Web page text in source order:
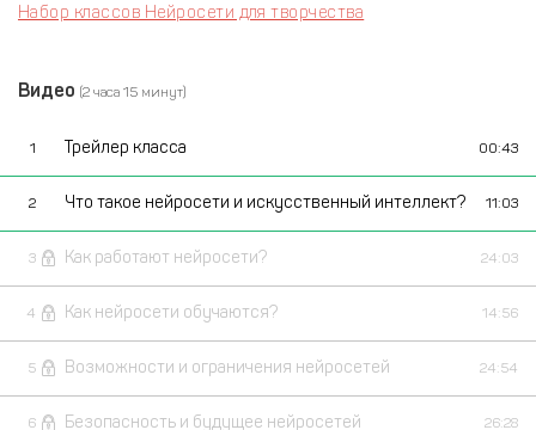
Набор классов Нейросети для творчества
Видео (2 часа 15 минут)
1 Трейлер класса 00:43
2 Что такое нейросети и искусственный интеллект? 11:03
3 Как работают нейросети? 24:03
4 Как нейросети обучаются? 14:56
5 Возможности и ограничения нейросетей 24:54
6 Безопасность и будущее нейросетей 26:28